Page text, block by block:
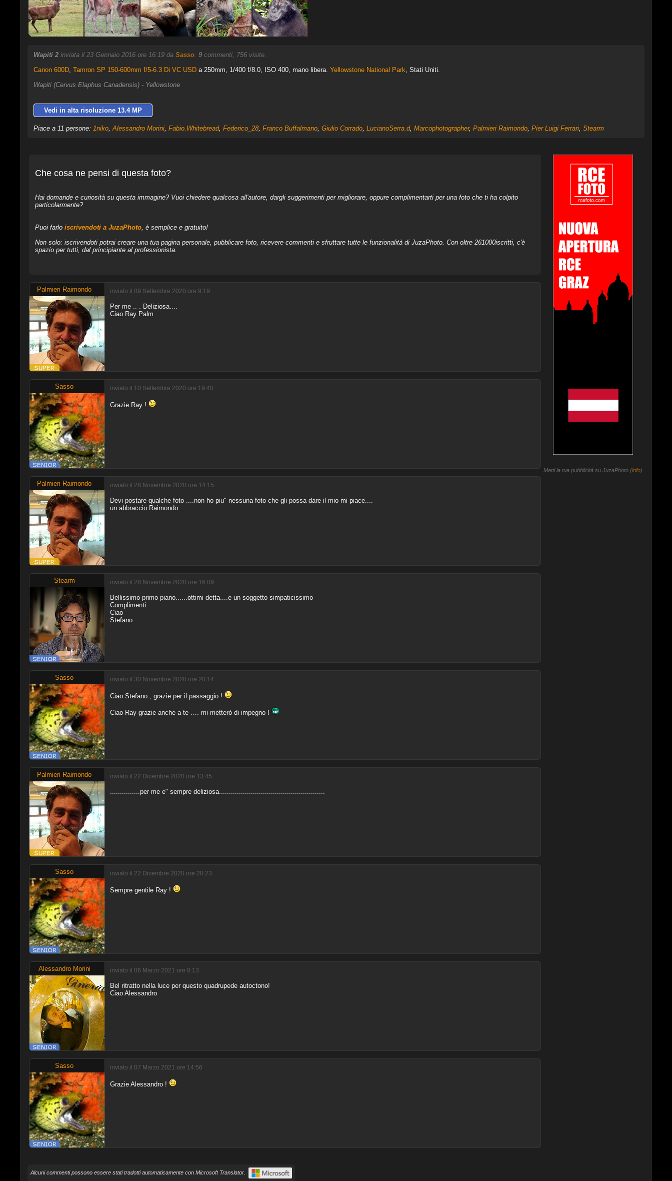
Wapiti 2 inviata il 23 Gennaio 2016 ore 16:19 da Sasso. 9commenti, 756 visite.
Canon 600D, Tamron SP 150-600mm f/5-6.3 Di VC USDa 250mm, 1/400 f/8.0, ISO 400, mano libera. Yellowstone National Park, Stati Uniti.
Wapiti (Cervus Elaphus Canadensis) - Yellowstone
Vedi in alta risoluzione 13.4 MP
Piace a 11 persone: 1niko,Alessandro Morini, Fabio.Whitebread, Federico_28, Franco Buffalmano, Giulio Corrado, LucianoSerra.d, Marcophotographer, Palmieri Raimondo, Pier Luigi Ferrari, Stearm
Che cosa ne pensi di questa foto?
Hai domande e curiosità su questa immagine? Vuoi chiedere qualcosa all'autore, dargli suggerimenti per migliorare, oppure complimentarti per una foto che ti ha colpito
particolarmente?
Puoi farlo iscrivendoti a JuzaPhoto, è semplice e gratuito!
Non solo: iscrivendoti potrai creare una tua pagina personale, pubblicare foto, ricevere commenti e sfruttare tutte le funzionalità di JuzaPhoto. Con oltre 261000iscritti, c'è
spazio per tutti, dal principiante al professionista.
Palmieri Raimondo inviato il 09 Settembre 2020 ore 9:19
Per me .. . Deliziosa....
Ciao Ray Palm
Sasso inviato il 10 Settembre 2020 ore 19:40
Grazie Ray !
Palmieri Raimondo inviato il 28 Novembre 2020 ore 14:15
Devi postare qualche foto ....non ho piu" nessuna foto che gli possa dare il mio mi piace....
un abbraccio Raimondo
Stearm inviato il 28 Novembre 2020 ore 16:09
Bellissimo primo piano......ottimi detta....e un soggetto simpaticissimo
Complimenti
Ciao
Stefano
Sasso inviato il 30 Novembre 2020 ore 20:14
Ciao Stefano , grazie per il passaggio !
Ciao Ray grazie anche a te …. mi metterò di impegno !
Palmieri Raimondo inviato il 22 Dicembre 2020 ore 13:45
...............per me e" sempre deliziosa.....................................................
Sasso inviato il 22 Dicembre 2020 ore 20:23
Sempre gentile Ray !
Alessandro Morini inviato il 06 Marzo 2021 ore 8:13
Bel ritratto nella luce per questo quadrupede autoctono!
Ciao Alessandro
Sasso inviato il 07 Marzo 2021 ore 14:56
Grazie Alessandro !
Metti la tua pubblicità su JuzaPhoto (info)
Alcuni commenti possono essere stati tradotti automaticamente con Microsoft Translator.